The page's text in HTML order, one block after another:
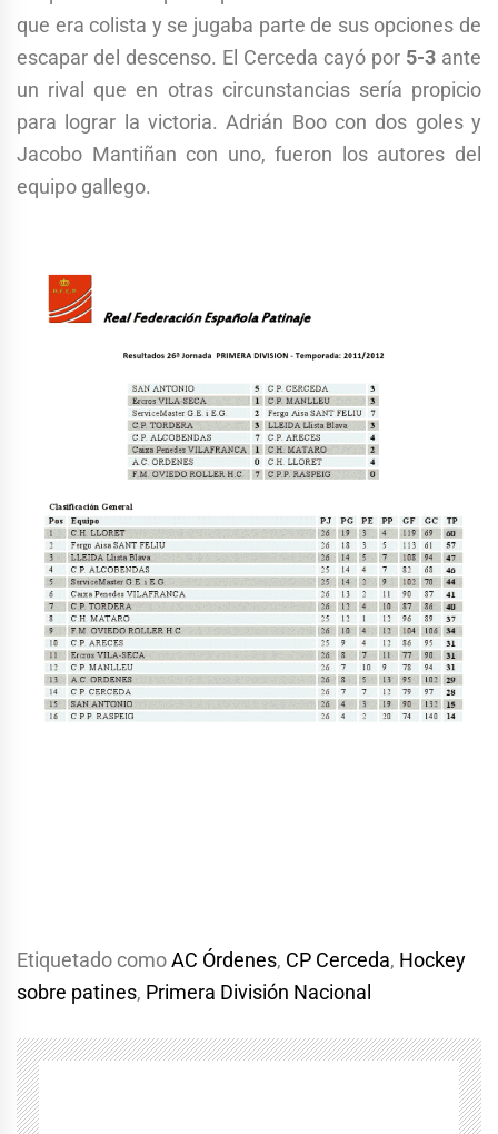
que era colista y se jugaba parte de sus opciones de
escapar del descenso. El Cerceda cayó por 5-3 ante
un rival que en otras circunstancias sería propicio
para lograr la victoria. Adrián Boo con dos goles y
Jacobo Mantiñan con uno, fueron los autores del
equipo gallego.
Etiquetado comoAC Órdenes, CP Cerceda, Hockey
sobre patines, Primera División Nacional